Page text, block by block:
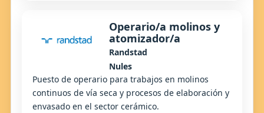
Operario/a molinos y
atomizador/a
Randstad
Nules
Puesto de operario para trabajos en molinos
continuos de vía seca y procesos de elaboración y
envasado en el sector cerámico.